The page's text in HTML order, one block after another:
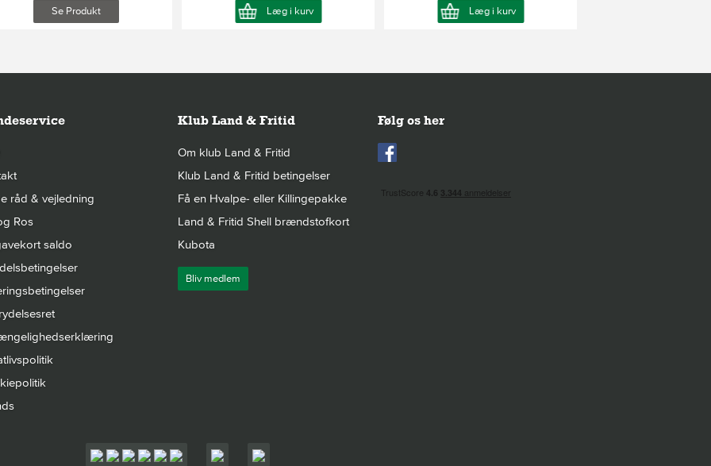
Se Produkt Læg i kurv Læg i kurv
råd & vejledning
Ros
saldo
Klub Land & Fritid
Om klub Land & Fritid
Klub Land & Fritid betingelser
Få en Hvalpe- eller Killingepakke
Land & Fritid Shell brændstofkort
Kubota
Bliv medlem
Følg os her